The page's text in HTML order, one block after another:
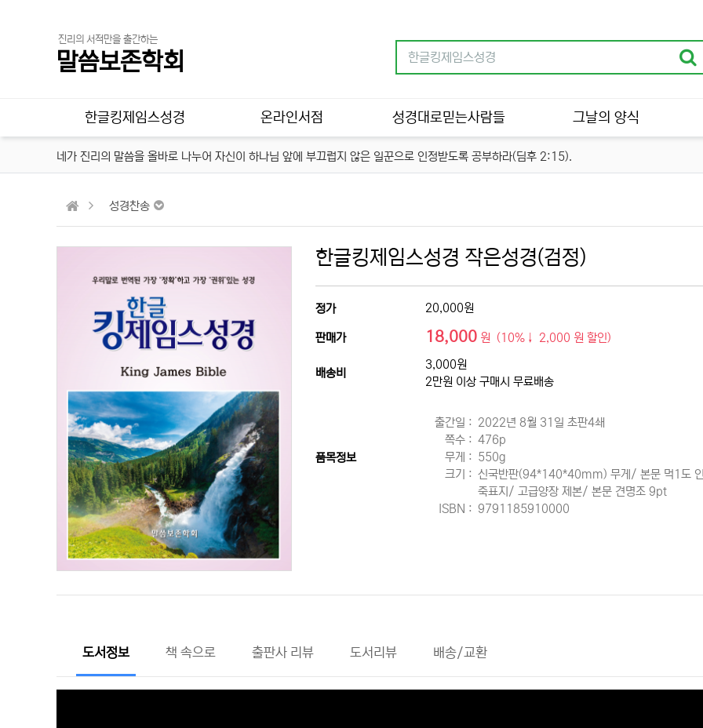
진리의 서적만을 출간하는
말씀보존학회
한글킹제임스성경 온라인서점 성경대로믿는사람들 그날의 양식
네가 진리의 말씀을 올바로 나누어 자신이 하나님 앞에 부끄럽지 않은 일꾼으로 인정받도록 공부하라(딤후 2:15).
성경찬송
한글킹제임스성경 작은성경(검정)
정가 20,000원
판매가 18,000 원 (10%↓ 2,000 원 할인)
배송비
3,000원
2만원 이상 구매시 무료배송
품목정보
출간일 : 2022년 8월 31일 초판4쇄
쪽수 : 476p
무게 : 550g
크기 : 신국반판(94*140*40mm) 무게/ 본문 먹1도
죽표지/ 고급양장 제본/ 본문 견명조 9pt
ISBN : 9791185910000
도서정보 책 속으로 출판사 리뷰 도서리뷰 배송/교환